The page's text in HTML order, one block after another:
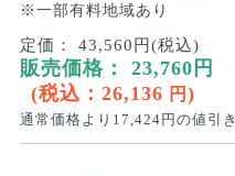
※一部有料地域あり
定価：
43,560円(税込)
販売価格： 23,760 円
(税込： 26,136 円 )
通常価格より 17,424 円の値引き